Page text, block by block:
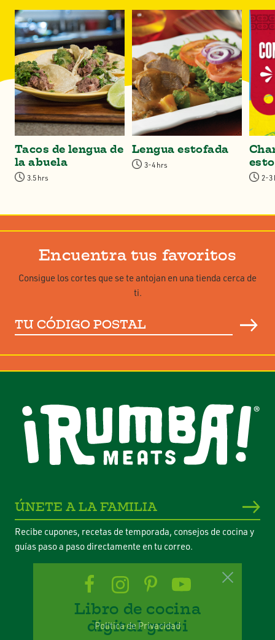
Tacos de lengua de
la abuela
3.5 hrs
Lengua estofada
3-4 hrs
2-3
Encuentra tus favoritos
Consigue los cortes que se te antojan en una tienda cerca de
ti.
Tu
código
ÚNETE A LA FAMILIA
Recibe cupones, recetas de temporada, consejos de cocina y
guías paso a paso directamente en tu correo.
Política de Privacidad
Libro de cocina
digital grati